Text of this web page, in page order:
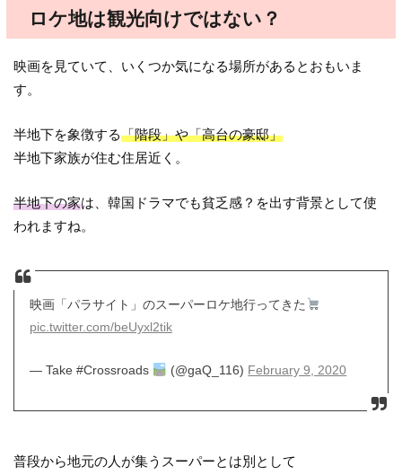
ロケ地は観光向けではない？
映画を見ていて、いくつか気になる場所があるとおもいま
す。
半地下を象徴する「階段」や「高台の豪邸」
半地下家族が住む住居近く。
半地下の家は、韓国ドラマでも貧乏感？を出す背景として使
われますね。
映画「パラサイト」のスーパーロケ地行ってきた
pic.twitter.com/beUyxl2tik
— Take #Crossroads (@gaQ_116) February 9, 2020
普段から地元の人が集うスーパーとは別として